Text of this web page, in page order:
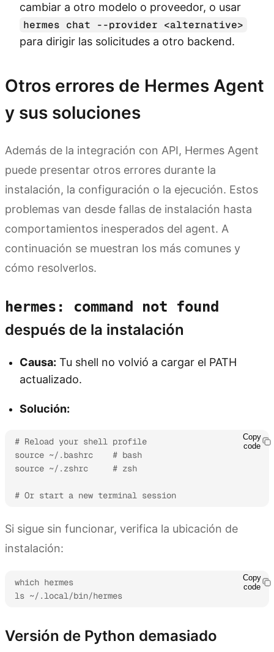
cambiar a otro modelo o proveedor, o usar
hermes chat --provider <alternative>
para dirigir las solicitudes a otro backend.
Otros errores de Hermes Agent
y sus soluciones
Además de la integración con API, Hermes Agent
puede presentar otros errores durante la
instalación, la configuración o la ejecución. Estos
problemas van desde fallas de instalación hasta
comportamientos inesperados del agent. A
continuación se muestran los más comunes y
cómo resolverlos.
hermes: command not found
después de la instalación
Causa: Tu shell no volvió a cargar el PATH
actualizado.
Solución:
# Reload your shell profile
source ~/.bashrc    # bash
source ~/.zshrc     # zsh
# Or start a new terminal session
Copy
code
Si sigue sin funcionar, verifica la ubicación de
instalación:
which hermes
ls ~/.local/bin/hermes
Copy
code
Versión de Python demasiado